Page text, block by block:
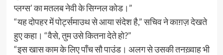
प्लग्स’ का मतलब नेवी के सिग्नल कोड।”
“यह दोपहर में पोर्ट्समाउथ से आया संदेश है,” सचिव ने काग़ज़ देखते
हुए कहा। “वैसे, तुम उसे कितना देते हो?”
“इस खास काम के लिए पाँच सौ पाउंड। अलग से उसकी तनख़्वाह भी